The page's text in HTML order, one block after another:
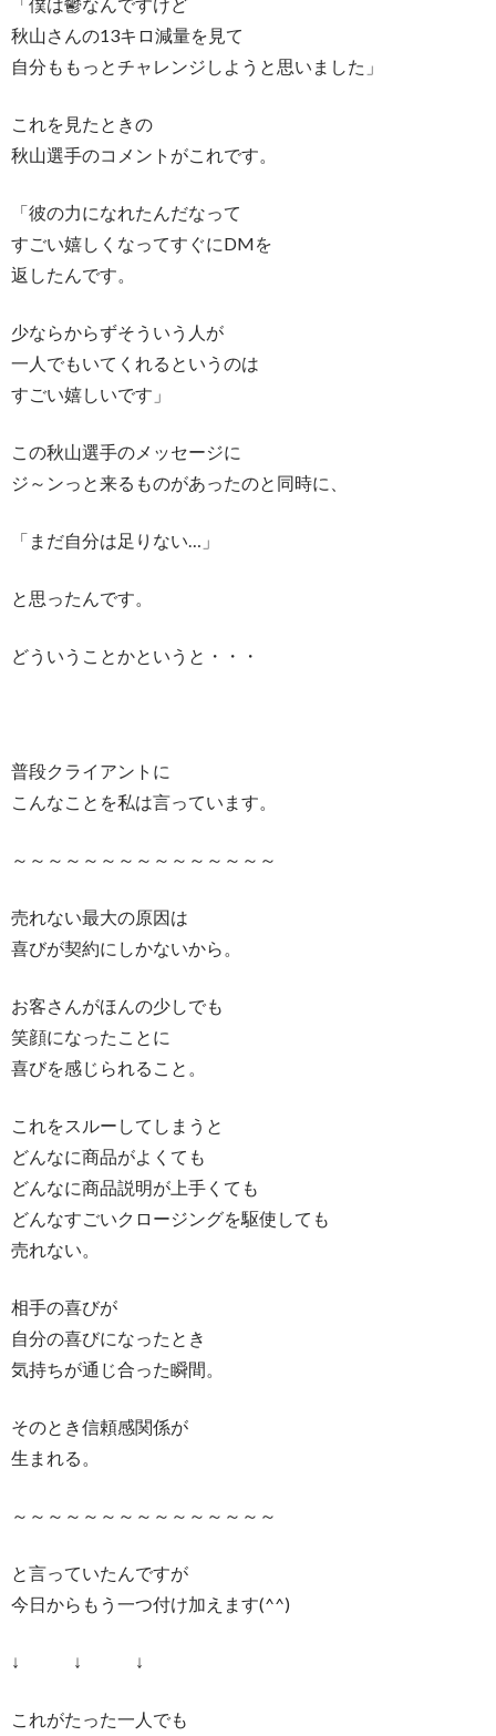
秋山さんの13キロ減量を見て
自分ももっとチャレンジしようと思いました」
これを見たときの
秋山選手のコメントがこれです。
「彼の力になれたんだなって
すごい嬉しくなってすぐにDMを
返したんです。
少ならからずそういう人が
一人でもいてくれるというのは
すごい嬉しいです」
この秋山選手のメッセージに
ジ～ンっと来るものがあったのと同時に、
「まだ自分は足りない…」
と思ったんです。
どういうことかというと・・・
普段クライアントに
こんなことを私は言っています。
～～～～～～～～～～～～～～～
売れない最大の原因は
喜びが契約にしかないから。
お客さんがほんの少しでも
笑顔になったことに
喜びを感じられること。
これをスルーしてしまうと
どんなに商品がよくても
どんなに商品説明が上手くても
どんなすごいクロージングを駆使しても
売れない。
相手の喜びが
自分の喜びになったとき
気持ちが通じ合った瞬間。
そのとき信頼感関係が
生まれる。
～～～～～～～～～～～～～～～
と言っていたんですが
今日からもう一つ付け加えます(^^)
↓ ↓ ↓
これがたった一人でも